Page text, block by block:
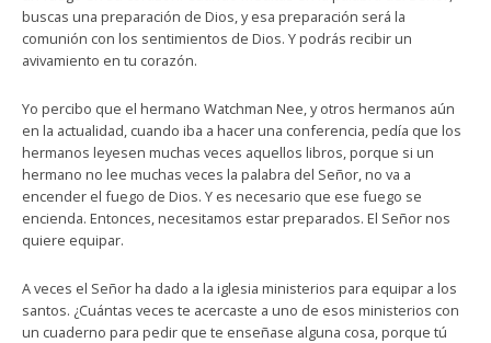
buscas una preparación de Dios, y esa preparación será la
comunión con los sentimientos de Dios. Y podrás recibir un
avivamiento en tu corazón.
Yo percibo que el hermano Watchman Nee, y otros hermanos aún
en la actualidad, cuando iba a hacer una conferencia, pedía que los
hermanos leyesen muchas veces aquellos libros, porque si un
hermano no lee muchas veces la palabra del Señor, no va a
encender el fuego de Dios. Y es necesario que ese fuego se
encienda. Entonces, necesitamos estar preparados. El Señor nos
quiere equipar.
A veces el Señor ha dado a la iglesia ministerios para equipar a los
santos. ¿Cuántas veces te acercaste a uno de esos ministerios con
un cuaderno para pedir que te enseñase alguna cosa, porque tú